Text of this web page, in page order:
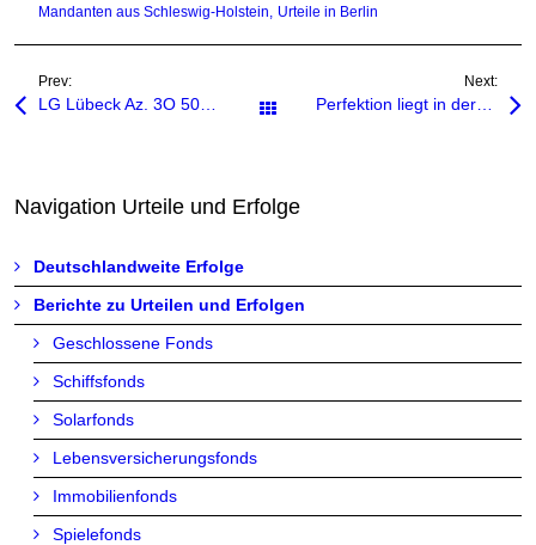
Mandanten aus Schleswig-Holstein
Urteile in Berlin
Prev:
All Works
Next:
Navigation Urteile und Erfolge
Deutschlandweite Erfolge
Berichte zu Urteilen und Erfolgen
Geschlossene Fonds
Schiffsfonds
Solarfonds
Lebensversicherungsfonds
Immobilienfonds
Spielefonds